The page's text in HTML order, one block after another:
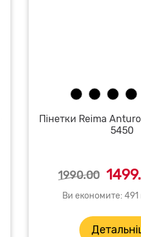
Пінетки Reima
5450
1990.00
Ви економите: 491